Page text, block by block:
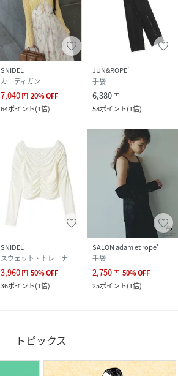
SNIDEL
カーディガン
7,040円 20%OFF
64ポイント(1倍)
JUN&ROPE’
手袋
6,380円
58ポイント(1倍)
SNIDEL
スウェット・トレーナー
3,960円 50%OFF
36ポイント(1倍)
SALON adam et rope'
手袋
2,750円 50%OFF
25ポイント(1倍)
トピックス